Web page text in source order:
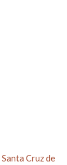
Santa Cruz de